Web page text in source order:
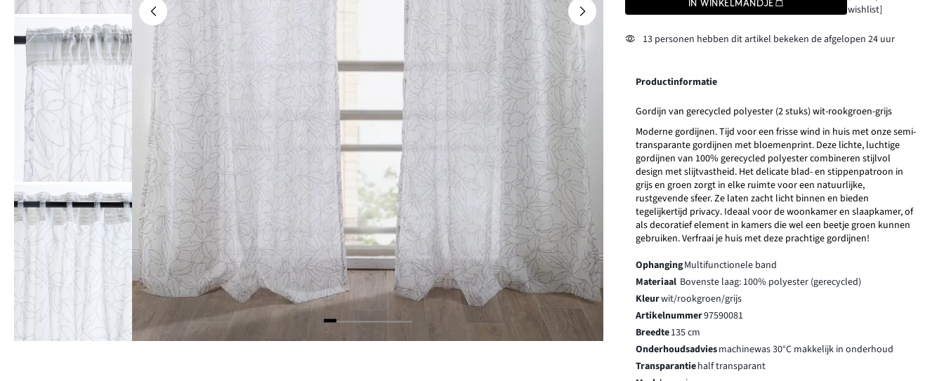
IN WINKELMANDJE
wishlist]
13 personen hebben dit artikel bekeken de afgelopen 24 uur
Productinformatie
Gordijn van gerecycled polyester (2 stuks) wit-rookgroen-grijs
Moderne gordijnen. Tijd voor een frisse wind in huis met onze semi-
transparante gordijnen met bloemenprint. Deze lichte, luchtige
gordijnen van 100% gerecycled polyester combineren stijlvol
design met slijtvastheid. Het delicate blad- en stippenpatroon in
grijs en groen zorgt in elke ruimte voor een natuurlijke,
rustgevende sfeer. Ze laten zacht licht binnen en bieden
tegelijkertijd privacy. Ideaal voor de woonkamer en slaapkamer, of
als decoratief element in kamers die wel een beetje groen kunnen
gebruiken. Verfraai je huis met deze prachtige gordijnen!
OphangingMultifunctionele band
Materiaal Bovenste laag: 100% polyester (gerecycled)
Kleurwit/rookgroen/grijs
Artikelnummer97590081
Breedte135 cm
Onderhoudsadviesmachinewas 30°C makkelijk in onderhoud
Transparantiehalf transparant